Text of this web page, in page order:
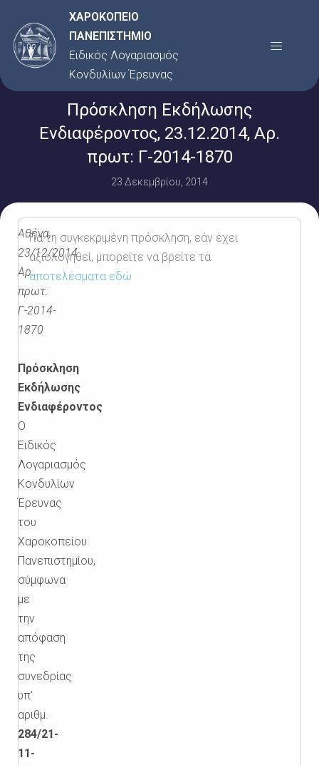
στο
περιεχόμενο
ΧΑΡΟΚΟΠΕΙΟ
ΠΑΝΕΠΙΣΤΗΜΙΟ
Ειδικός Λογαριασμός
Κονδυλίων Έρευνας
Menu
Πρόσκληση Εκδήλωσης
Ενδιαφέροντος, 23.12.2014, Αρ.
πρωτ: Γ-2014-1870
23 Δεκεμβρίου, 2014
Αθήνα,
23/12/2014
Αρ.
πρωτ:
Γ-2014-
1870
Πρόσκληση
Εκδήλωσης
Ενδιαφέροντος
Ο
Ειδικός
Λογαριασμός
Κονδυλίων
Έρευνας
του
Χαροκοπείου
Πανεπιστημίου,
σύμφωνα
με
την
απόφαση
της
συνεδρίας
υπ’
αριθμ.
284/21-
11-
Για τη συγκεκριμένη πρόσκληση, εάν έχει
αξιολογηθεί, μπορείτε να βρείτε τα
αποτελέσματα εδώ